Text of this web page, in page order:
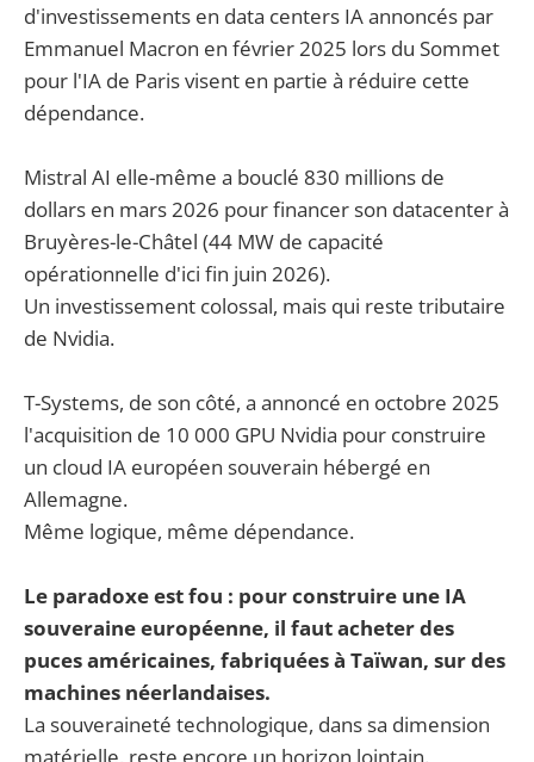
d'investissements en data centers IA annoncés par
Emmanuel Macron en février 2025 lors du Sommet
pour l'IA de Paris visent en partie à réduire cette
dépendance.
Mistral AI elle-même a bouclé 830 millions de
dollars en mars 2026 pour financer son datacenter à
Bruyères-le-Châtel (44 MW de capacité
opérationnelle d'ici fin juin 2026).
Un investissement colossal, mais qui reste tributaire
de Nvidia.
T-Systems, de son côté, a annoncé en octobre 2025
l'acquisition de 10 000 GPU Nvidia pour construire
un cloud IA européen souverain hébergé en
Allemagne.
Même logique, même dépendance.
Le paradoxe est fou : pour construire une IA
souveraine européenne, il faut acheter des
puces américaines, fabriquées à Taïwan, sur des
machines néerlandaises.
La souveraineté technologique, dans sa dimension